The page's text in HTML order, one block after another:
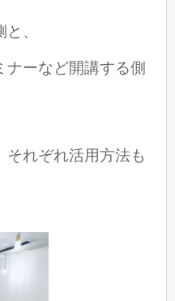
、
ナーなど開講する側
それぞれ活用方法も